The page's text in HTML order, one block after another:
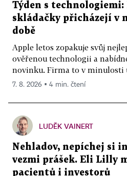
Týden s
skládačky přicházejí v
době
Apple letos zopakuje svůj
ověřenou technologii a
novinku. Firma to v minulosti
7. 8. 2026 ▪ 4 min. čtení
LUDĚK VAINERT
Nehladov, nepíchej si
vezmi prášek. Eli Lilly
pacientů i investorů